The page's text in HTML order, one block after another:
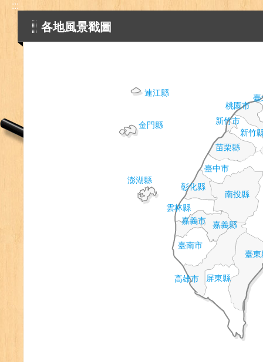
:::
各地風景戳圖
桃園市
新竹市
新竹
苗栗縣
臺中市
彰化縣
南投縣
雲林縣
嘉義市 嘉義縣
臺南市
高雄市 屏東縣
臺
澎湖縣
金門縣
連江縣